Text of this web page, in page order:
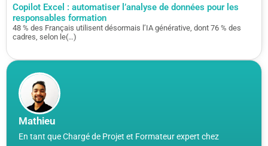
Mathieu
En tant que Chargé de Projet et Formateur expert chez
Copilot Excel : automatiser l’analyse de données pour les
responsables formation
48 % des Français utilisent désormais l’IA générative, dont 76 % des
cadres, selon le(…)